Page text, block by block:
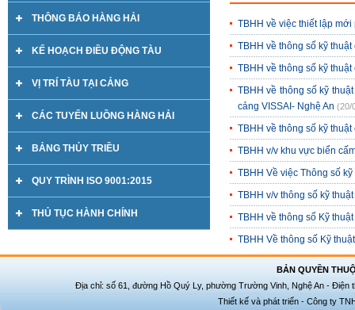
THÔNG BÁO HÀNG HẢI
KẾ HOẠCH ĐIỀU ĐỘNG TÀU
VỊ TRÍ TÀU TẠI CẢNG
CÁC TUYẾN LUỒNG HÀNG HẢI
BẢNG THỦY TRIỀU
QUY TRÌNH ISO 9001:2015
THỦ TỤC HÀNH CHÍNH
TBHH về việc thiết lập
TBHH về thông số kỹ
TBHH về thông số kỹ
TBHH về thông số kỹ
cảng VISSAI- Nghệ An (20/
TBHH về thông số kỹ
TBHH v/v khu vực biển
TBHH Về việc Thông số
TBHH v/v thông số kỹ
TBHH về thông số Kỹ
TBHH Về thông số Kỹ
BẢN QUYỀN
Địa chỉ: số 61, đường Hồ Quý Ly, phường Trường Vinh, Nghệ An - Điện
Thiết kế và phát triển - Công ty